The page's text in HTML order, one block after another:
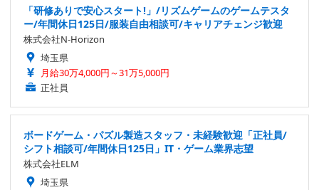
「研修ありで安心スタート!」/リズムゲームのゲームテスタ
ー/年間休日125日/服装自由相談可/キャリアチェンジ歓迎
株式会社N-Horizon
埼玉県
月給30万4,000円～31万5,000円
正社員
ボードゲーム・パズル製造スタッフ・未経験歓迎「正社員/
シフト相談可/年間休日125日」IT・ゲーム業界志望
株式会社ELM
埼玉県